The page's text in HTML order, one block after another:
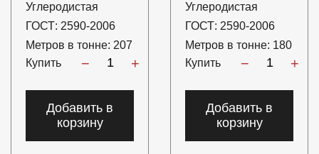
Углеродистая
ГОСТ: 2590-2006
Метров в тонне: 207
Купить
− +
Добавить в
корзину
Углеродистая
ГОСТ: 2590-2006
Метров в тонне: 180
Купить
− +
Добавить в
корзину